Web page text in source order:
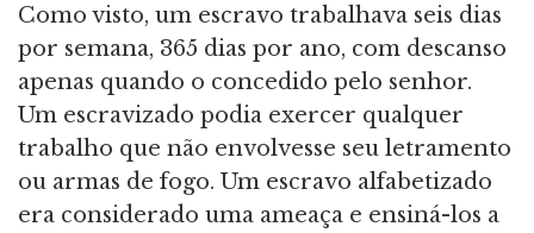
Como visto, um escravo trabalhava seis dias
por semana, 365 dias por ano, com descanso
apenas quando o concedido pelo senhor.
Um escravizado podia exercer qualquer
trabalho que não envolvesse seu letramento
ou armas de fogo. Um escravo alfabetizado
era considerado uma ameaça e ensiná-los a